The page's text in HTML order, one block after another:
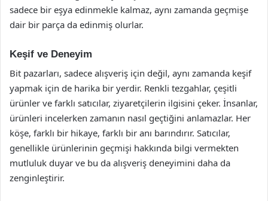
sadece bir eşya edinmekle kalmaz, aynı zamanda geçmişe
dair bir parça da edinmiş olurlar.
Keşif ve Deneyim
Bit pazarları, sadece alışveriş için değil, aynı zamanda keşif
yapmak için de harika bir yerdir. Renkli tezgahlar, çeşitli
ürünler ve farklı satıcılar, ziyaretçilerin ilgisini çeker. İnsanlar,
ürünleri incelerken zamanın nasıl geçtiğini anlamazlar. Her
köşe, farklı bir hikaye, farklı bir anı barındırır. Satıcılar,
genellikle ürünlerinin geçmişi hakkında bilgi vermekten
mutluluk duyar ve bu da alışveriş deneyimini daha da
zenginleştirir.